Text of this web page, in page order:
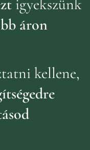
igyekszünk
áron
kellene,